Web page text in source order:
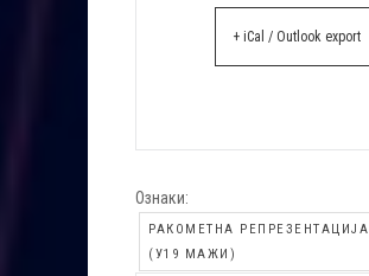
+ iCal / Outlook export
Ознаки:
РАКОМЕТНА РЕПРЕЗЕНТАЦИЈА
(У19 МАЖИ)